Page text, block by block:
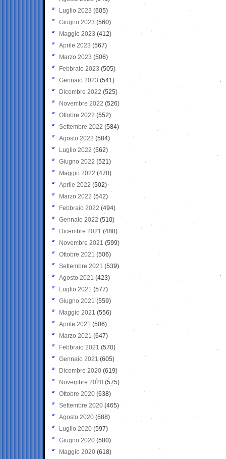
Luglio 2023 (605)
Giugno 2023 (560)
Maggio 2023 (412)
Aprile 2023 (567)
Marzo 2023 (506)
Febbraio 2023 (505)
Gennaio 2023 (541)
Dicembre 2022 (525)
Novembre 2022 (526)
Ottobre 2022 (552)
Settembre 2022 (584)
Agosto 2022 (584)
Luglio 2022 (562)
Giugno 2022 (521)
Maggio 2022 (470)
Aprile 2022 (502)
Marzo 2022 (542)
Febbraio 2022 (494)
Gennaio 2022 (510)
Dicembre 2021 (488)
Novembre 2021 (599)
Ottobre 2021 (506)
Settembre 2021 (539)
Agosto 2021 (423)
Luglio 2021 (577)
Giugno 2021(559)
Maggio 2021 (556)
Aprile 2021 (506)
Marzo 2021 (647)
Febbraio 2021 (570)
Gennaio 2021 (605)
Dicembre 2020 (619)
Novembre 2020 (575)
Ottobre 2020 (638)
Settembre 2020(465)
Agosto 2020 (588)
Luglio 2020 (597)
Giugno 2020 (580)
Maggio 2020 (618)